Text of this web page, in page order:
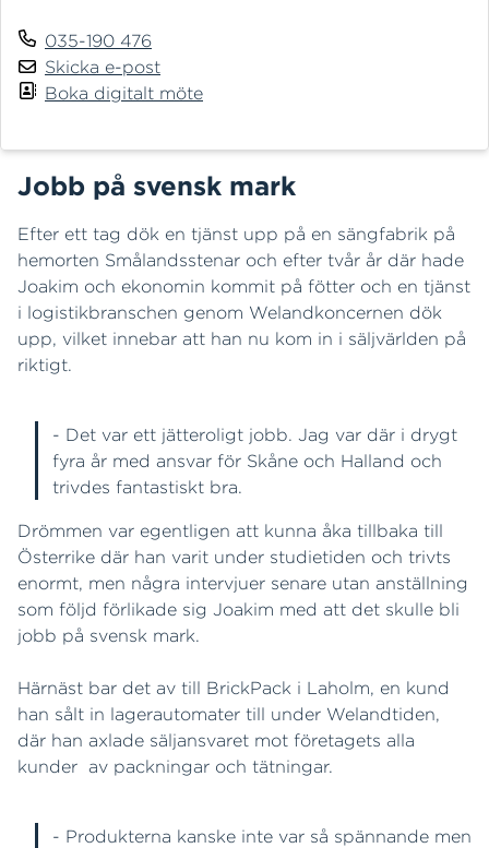
035-190 476
Skicka e-post
Boka digitalt möte
Jobb på svensk mark
Efter ett tag dök en tjänst upp på en sängfabrik på
hemorten Smålandsstenar och efter tvår år där hade
Joakim och ekonomin kommit på fötter och en tjänst
i logistikbranschen genom Welandkoncernen dök
upp, vilket innebar att han nu kom in i säljvärlden på
riktigt.
- Det var ett jätteroligt jobb. Jag var där i drygt
fyra år med ansvar för Skåne och Halland och
trivdes fantastiskt bra.
Drömmen var egentligen att kunna åka tillbaka till
Österrike där han varit under studietiden och trivts
enormt, men några intervjuer senare utan anställning
som följd förlikade sig Joakim med att det skulle bli
jobb på svensk mark.
Härnäst bar det av till BrickPack i Laholm, en kund
han sålt in lagerautomater till under Welandtiden,
där han axlade säljansvaret mot företagets alla
kunder av packningar och tätningar.
- Produkterna kanske inte var så spännande men